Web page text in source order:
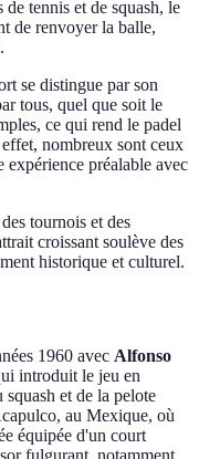
tennis et de squash, le
de renvoyer la balle,
se distingue par son
tous, quel que soit le
ce qui rend le padel
nombreux sont ceux
expérience préalable avec
tournois et des
croissant soulève des
historique et culturel.
1960 avec Alfonso
introduit le jeu en
squash et de la pelote
au Mexique, où
équipée d'un court